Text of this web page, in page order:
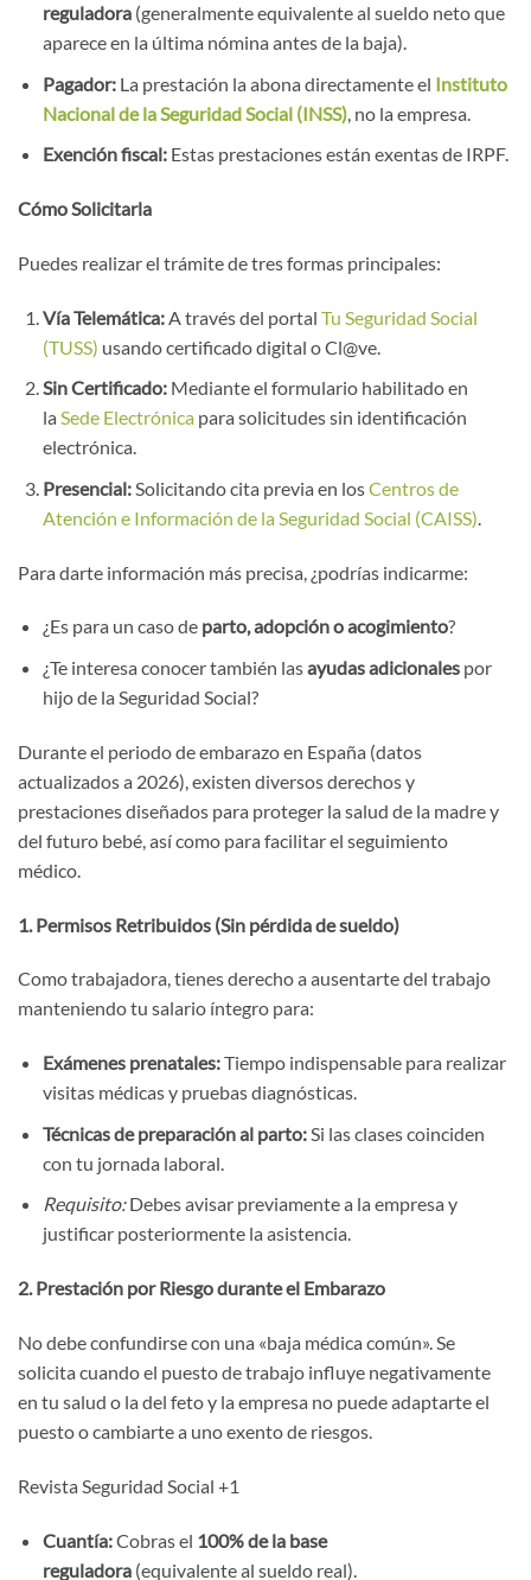
reguladora(generalmente equivalente al sueldo neto que
aparece en la última nómina antes de la baja).
Pagador:La prestación la abona directamente el Instituto
Nacional de la Seguridad Social (INSS), no la empresa.
Exención fiscal:Estas prestaciones están exentas de IRPF.
Cómo Solicitarla
Puedes realizar el trámite de tres formas principales:
Vía Telemática:A través del portal Tu Seguridad Social
(TUSS) usando certificado digital o Cl@ve.
Sin Certificado:Mediante el formulario habilitado en
la Sede Electrónicapara solicitudes sin identificación
electrónica.
Presencial:Solicitando cita previa en losCentros de
Atención e Información de la Seguridad Social (CAISS).
Para darte información más precisa, ¿podrías indicarme:
¿Es para un caso de parto, adopción o acogimiento?
¿Te interesa conocer también lasayudas adicionalespor
hijo de la Seguridad Social?
Durante el periodo de embarazo en España (datos
actualizados a 2026), existen diversos derechos y
prestaciones diseñados para proteger la salud de la madre y
del futuro bebé, así como para facilitar el seguimiento
médico.
1. Permisos Retribuidos (Sin pérdida de sueldo)
Como trabajadora, tienes derecho a ausentarte del trabajo
manteniendo tu salario íntegro para:
Exámenes prenatales:Tiempo indispensable para realizar
visitas médicas y pruebas diagnósticas.
Técnicas de preparación al parto:Si las clases coinciden
con tu jornada laboral.
Requisito:Debes avisar previamente a la empresa y
justificar posteriormente la asistencia.
2. Prestación por Riesgo durante el Embarazo
No debe confundirse con una «baja médica común». Se
solicita cuando el puesto de trabajo influye negativamente
en tu salud o la del feto y la empresa no puede adaptarte el
puesto o cambiarte a uno exento de riesgos.
Revista Seguridad Social +1
Cuantía:Cobras el 100% de la base
reguladora(equivalente al sueldo real).